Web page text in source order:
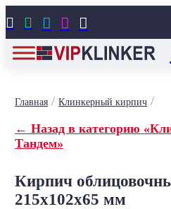
    
Главная/ Клинкерный кирпич/
← Назад в категорию
Тандем»
Кирпич
215x102x65 мм